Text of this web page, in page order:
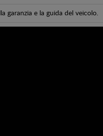
garanzia e la guida del veicolo.